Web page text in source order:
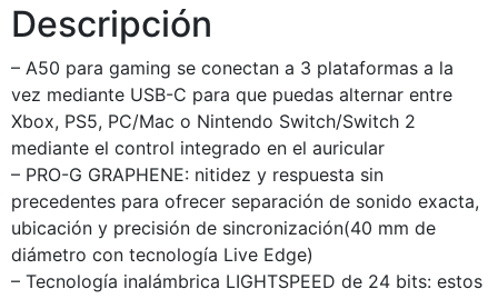
Descripción
– A50 para gaming se conectan a 3 plataformas a la
vez mediante USB-C para que puedas alternar entre
Xbox, PS5, PC/Mac o Nintendo Switch/Switch 2
mediante el control integrado en el auricular
– PRO-G GRAPHENE: nitidez y respuesta sin
precedentes para ofrecer separación de sonido exacta,
ubicación y precisión de sincronización(40 mm de
diámetro con tecnología Live Edge)
– Tecnología inalámbrica LIGHTSPEED de 24 bits: estos